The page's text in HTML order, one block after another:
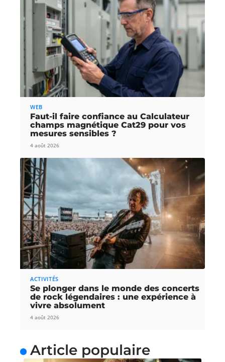
WEB
Faut-il faire confiance au Calculateur
champs magnétique Cat29 pour vos
mesures sensibles ?
4 août 2026
ACTIVITÉS
Se plonger dans le monde des concerts
de rock légendaires : une expérience à
vivre absolument
4 août 2026
Article populaire